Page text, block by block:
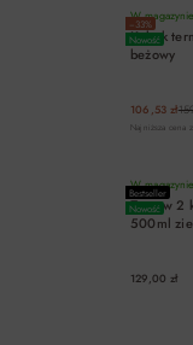
−33%
Nowość
W
Kubek
beżowy
106,53 zł
Najniższa cena
Bestseller
Nowość
W
Zestaw 2
500ml
129,00 zł